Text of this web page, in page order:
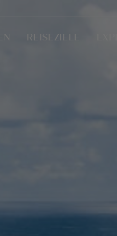
REISEZIELE